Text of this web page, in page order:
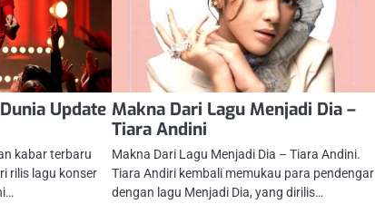
Update
kabar terbaru
rilis lagu konser
Makna Dari Lagu Menjadi Dia –
Tiara Andini
Makna Dari Lagu Menjadi Dia – Tiara Andini.
Tiara Andiri kembali memukau para pendengar
dengan lagu Menjadi Dia, yang dirilis…